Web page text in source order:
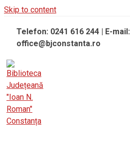
Skip to content
Telefon: 0241 616 244 | E-mail:
office@bjconstanta.ro